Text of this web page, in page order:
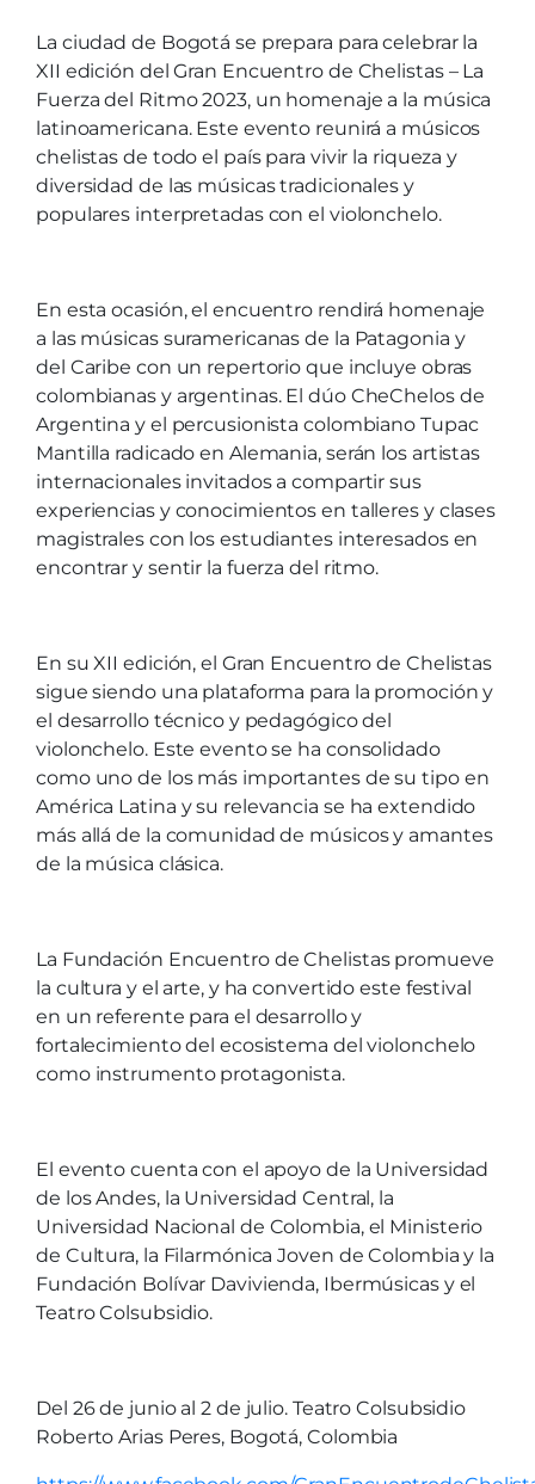
La ciudad de Bogotá se prepara para celebrar la
XII edición del Gran Encuentro de Chelistas – La
Fuerza del Ritmo 2023, un homenaje a la música
latinoamericana. Este evento reunirá a músicos
chelistas de todo el país para vivir la riqueza y
diversidad de las músicas tradicionales y
populares interpretadas con el violonchelo.
En esta ocasión, el encuentro rendirá homenaje
a las músicas suramericanas de la Patagonia y
del Caribe con un repertorio que incluye obras
colombianas y argentinas. El dúo CheChelos de
Argentina y el percusionista colombiano Tupac
Mantilla radicado en Alemania, serán los artistas
internacionales invitados a compartir sus
experiencias y conocimientos en talleres y clases
magistrales con los estudiantes interesados en
encontrar y sentir la fuerza del ritmo.
En su XII edición, el Gran Encuentro de Chelistas
sigue siendo una plataforma para la promoción y
el desarrollo técnico y pedagógico del
violonchelo. Este evento se ha consolidado
como uno de los más importantes de su tipo en
América Latina y su relevancia se ha extendido
más allá de la comunidad de músicos y amantes
de la música clásica.
La Fundación Encuentro de Chelistas promueve
la cultura y el arte, y ha convertido este festival
en un referente para el desarrollo y
fortalecimiento del ecosistema del violonchelo
como instrumento protagonista.
El evento cuenta con el apoyo de la Universidad
de los Andes, la Universidad Central, la
Universidad Nacional de Colombia, el Ministerio
de Cultura, la Filarmónica Joven de Colombia y la
Fundación Bolívar Davivienda, Ibermúsicas y el
Teatro Colsubsidio.
Del 26 de junio al 2 de julio. Teatro Colsubsidio
Roberto Arias Peres, Bogotá, Colombia